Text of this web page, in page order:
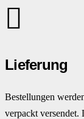
Lieferung
Bestellungen
verpackt versendet.